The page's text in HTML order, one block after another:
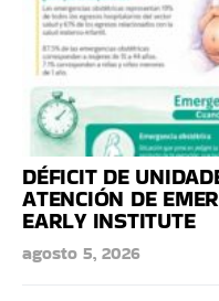
DÉFICIT DE
ATENCIÓN DE
EARLY INSTITUTE
agosto 5, 2026